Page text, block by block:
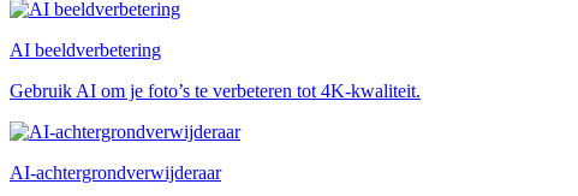
AI beeldverbetering
Gebruik AI om je foto’s te verbeteren tot 4K-kwaliteit.
AI-achtergrondverwijderaar